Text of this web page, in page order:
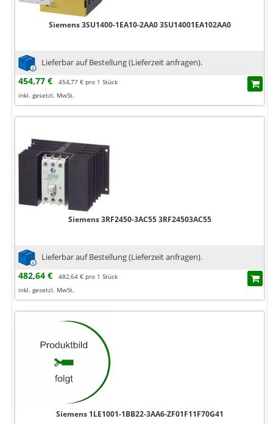
Siemens 3SU1400-1EA10-2AA0 3SU14001EA102AA0
Lieferbar auf Bestellung (Lieferzeit anfragen).
454,77 €
454,77 € pro 1 Stück
inkl. gesetzl. MwSt.
Siemens 3RF2450-3AC55 3RF24503AC55
Lieferbar auf Bestellung (Lieferzeit anfragen).
482,64 €
482,64 € pro 1 Stück
inkl. gesetzl. MwSt.
Siemens 1LE1001-1BB22-3AA6-ZF01F11F70G41